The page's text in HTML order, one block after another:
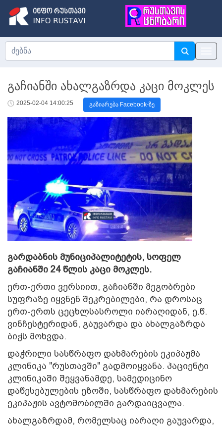
გაჩიანში ახალგაზრდა კაცი მოკლეს
2025-02-04 14:00:25 გაზიარება Facebook-ზე
გარდაბნის მუნიციპალიტეტის, სოფელ
გაჩიანში 24 წლის კაცი მოკლეს.
ერთ-ერთი ვერსიით, გაჩიანში მეგობრები
სუფრაზე იყვნენ შეკრებილები, რა დროსაც
ერთ-ერთს ცეცხლსასროლი იარაღიდან, ე.წ.
ვინჩესტერიდან, გაუვარდა და ახალგაზრდა
ბიჭს მოხვდა.
დაჭრილი სასწრაფო დახმარების ეკიპაჟმა
კლინიკა "რუსთავში" გადმოიყვანა. პაციენტი
კლინიკაში შეყვანამდე, სამედიცინო
დაწესებულების ეზოში, სასწრაფო დახმარების
ეკიპაჟის ავტომობილში გარდაიცვალა.
ახალგაზრდამ, რომელსაც იარაღი გაუვარდა,